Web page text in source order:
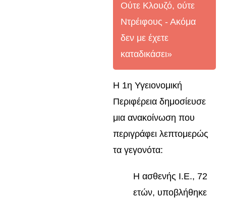
Ούτε Κλουζό, ούτε
Ντρέιφους - Ακόμα
δεν με έχετε
καταδικάσει»
Η 1η Υγειονομική
Περιφέρεια δημοσίευσε
μια ανακοίνωση που
περιγράφει λεπτομερώς
τα γεγονότα:
Η ασθενής Ι.Ε., 72
ετών, υποβλήθηκε